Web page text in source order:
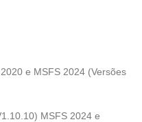
e MSFS 2024 (Versões
MSFS 2024 e